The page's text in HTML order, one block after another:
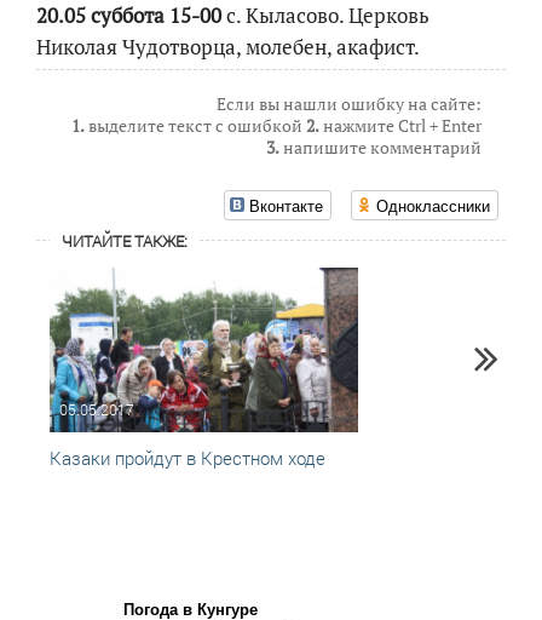
20.05 суббота 15-00с. Кыласово. Церковь
Николая Чудотворца, молебен, акафист.
Если вы нашли ошибку на сайте:
1.выделите текст с ошибкой 2.нажмите Ctrl + Enter
3.напишите комментарий
Вконтакте Одноклассники
ЧИТАЙТЕ ТАКЖЕ:
05.05.2017
Казаки пройдут в Крестном ходе
Погода в Кунгуре